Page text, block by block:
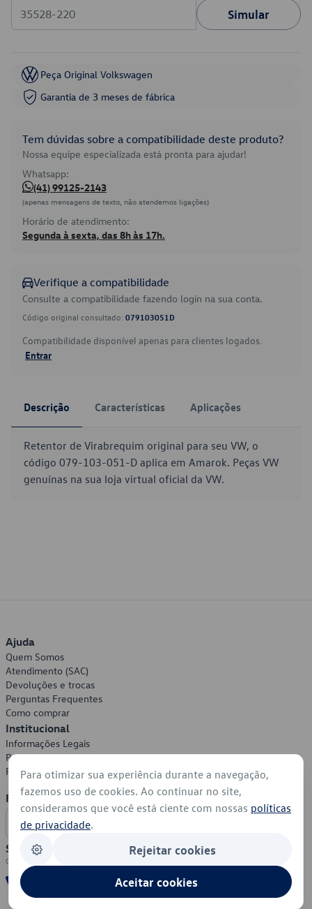
Simular
Peça Original Volkswagen
Garantia de 3 meses de fábrica
Tem dúvidas sobre a compatibilidade deste produto?
Nossa equipe especializada está pronta para ajudar!
Whatsapp:
(41) 99125-2143
(apenas mensagens de texto, não atendemos ligações)
Horário de atendimento:
Segunda à sexta, das 8h às 17h.
Verifique a compatibilidade
Consulte a compatibilidade fazendo login na sua conta.
Código original consultado: 079103051D
Compatibilidade disponível apenas para clientes logados.
Entrar
Descrição Características Aplicações
Retentor de Virabrequim original para seu VW, o
código 079-103-051-D aplica em Amarok. Peças VW
genuínas na sua loja virtual oficial da VW.
Ajuda
Quem Somos
Atendimento (SAC)
Devoluções e trocas
Perguntas Frequentes
Como comprar
Institucional
Informações Legais
Política de Privacidade
Política de Cookies
Formas de Pagamento
Segurança
Para otimizar sua experiência durante a navegação,
fazemos uso de cookies. Ao continuar no site,
consideramos que você está ciente com nossas políticas
de privacidade.
Rejeitar cookies
Aceitar cookies